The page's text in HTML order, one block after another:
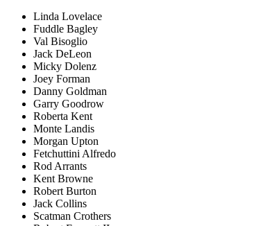
Linda Lovelace
Fuddle Bagley
Val Bisoglio
Jack DeLeon
Micky Dolenz
Joey Forman
Danny Goldman
Garry Goodrow
Roberta Kent
Monte Landis
Morgan Upton
Fetchuttini Alfredo
Rod Arrants
Kent Browne
Robert Burton
Jack Collins
Scatman Crothers